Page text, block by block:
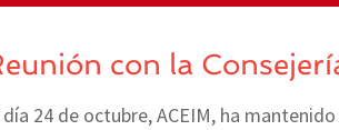
con la
día 24 de octubre, ACEIM, ha